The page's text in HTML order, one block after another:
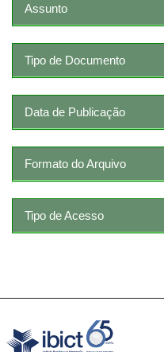
Assunto
Tipo de Documento
Data de Publicação
Formato do Arquivo
Tipo de Acesso